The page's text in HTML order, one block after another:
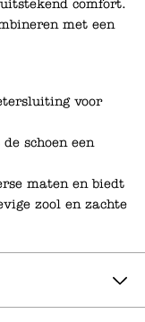
comfort.
met een
voor
schoen een
maten en biedt
zool en zachte